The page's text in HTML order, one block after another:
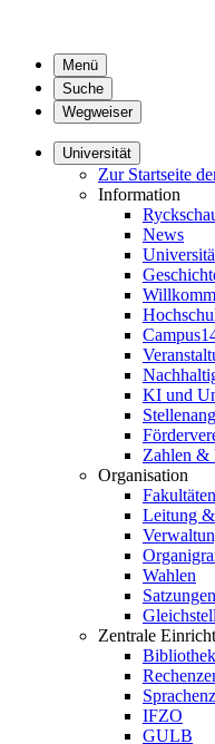
Menü
Suche
Wegweiser
Universität
Zur Startseite
Information
News
KI und
Zahlen &
Organisation
Fakultäten
Leitung
Wahlen
Zentrale
Bibliothek
IFZO
GULB